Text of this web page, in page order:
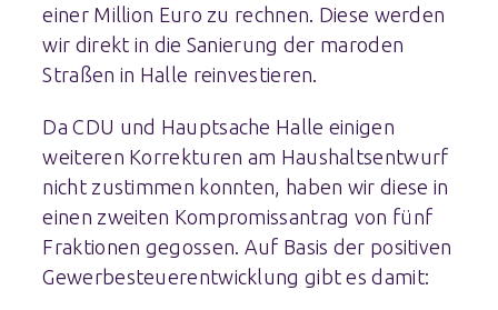
einer Million Euro zu rechnen. Diese werden
wir direkt in die Sanierung der maroden
Straßen in Halle reinvestieren.
Da CDU und Hauptsache Halle einigen
weiteren Korrekturen am Haushaltsentwurf
nicht zustimmen konnten, haben wir diese in
einen zweiten Kompromissantrag von fünf
Fraktionen gegossen. Auf Basis der positiven
Gewerbesteuerentwicklung gibt es damit: